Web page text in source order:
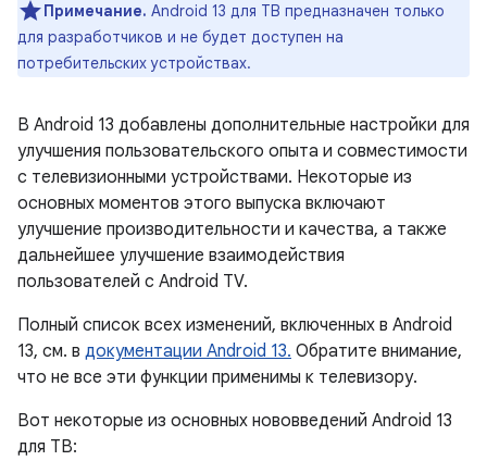
Примечание. Android 13 для ТВ предназначен только
для разработчиков и не будет доступен на
потребительских устройствах.
В Android 13 добавлены дополнительные настройки для
улучшения пользовательского опыта и совместимости
с телевизионными устройствами. Некоторые из
основных моментов этого выпуска включают
улучшение производительности и качества, а также
дальнейшее улучшение взаимодействия
пользователей с Android TV.
Полный список всех изменений, включенных в Android
13, см. в документации Android 13. Обратите внимание,
что не все эти функции применимы к телевизору.
Вот некоторые из основных нововведений Android 13
для ТВ: